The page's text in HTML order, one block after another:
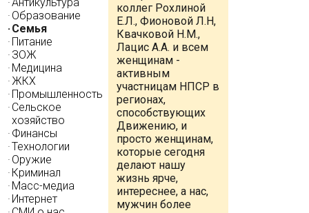
Образование
Семья
Питание
ЗОЖ
Медицина
ЖКХ
Промышленность
Сельское
хозяйство
Финансы
Технологии
Оружие
Криминал
Масс-медиа
Интернет
коллег Рохлиной
Е.Л., Фионовой Л.Н,
Квачковой Н.М.,
Лацис А.А. и всем
женщинам -
активным
участницам НПСР в
регионах,
способствующих
Движению, и
просто женщинам,
которые сегодня
делают нашу
жизнь ярче,
интереснее, а нас,
мужчин более